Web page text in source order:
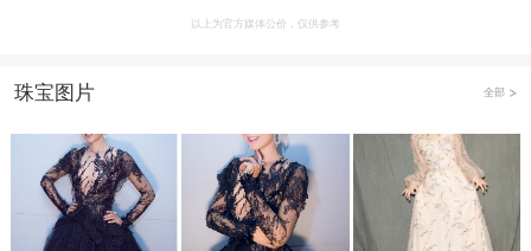
以上为官方媒体公价，仅供参考
珠宝图片 全部